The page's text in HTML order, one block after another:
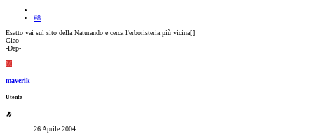
#8
Esatto vai sul sito della Naturando e cerca l'erboristeria più vicina[]
Ciao
-Dep-
M
maverik
Utente
26 Aprile 2004